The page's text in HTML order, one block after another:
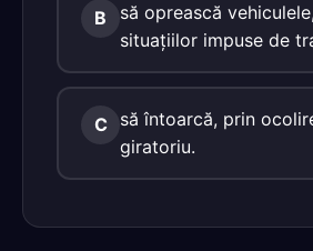
B
să oprească
situațiilor impuse de
C
să întoarcă, prin
giratoriu.